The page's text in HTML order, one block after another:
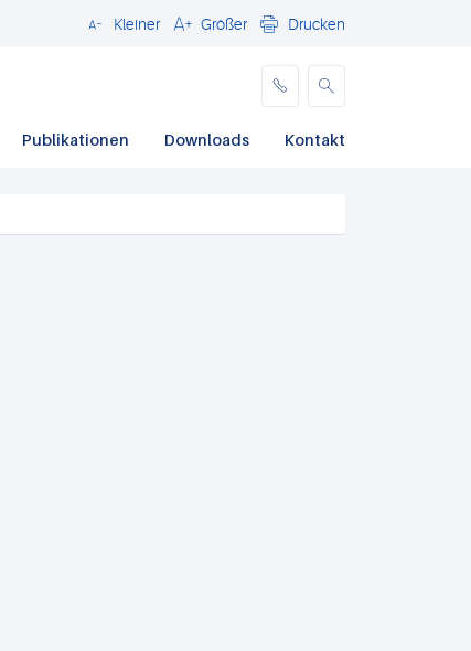
Schließen
Kleiner Größer Drucken
Publikationen Downloads Kontakt